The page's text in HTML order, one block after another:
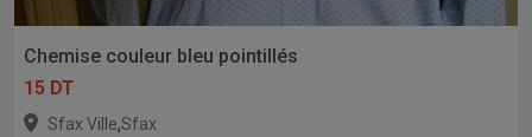
Chemise couleur bleu pointillés
15 DT
Sfax Ville,Sfax